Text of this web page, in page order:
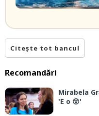
Citește tot bancul
Recomandări
Mirabela
'E o 😲'